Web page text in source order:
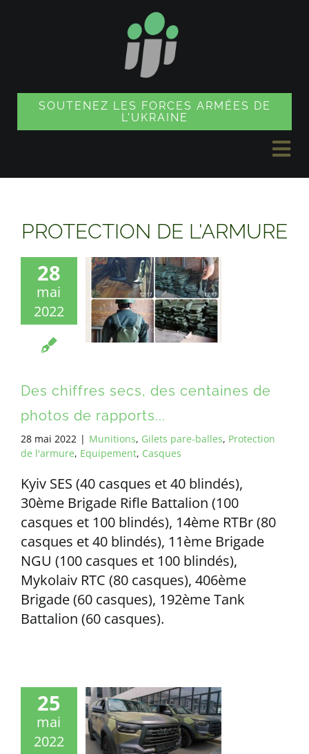
SOUTENEZ LES FORCES ARMÉES DE
L'UKRAINE
BOUTIQUE SOUVENIR
TOUTES LES DEMANDES
PROTECTION DE L'ARMURE
28
mai
2022
Des chiffres secs, des centaines de
photos de rapports...
28 mai 2022 | Munitions, Gilets pare-balles, Protection
de l'armure, Equipement, Casques
Kyiv SES (40 casques et 40 blindés),
30ème Brigade Rifle Battalion (100
casques et 100 blindés), 14ème RTBr (80
casques et 40 blindés), 11ème Brigade
NGU (100 casques et 100 blindés),
Mykolaiv RTC (80 casques), 406ème
Brigade (60 casques), 192ème Tank
Battalion (60 casques).
25
mai
2022